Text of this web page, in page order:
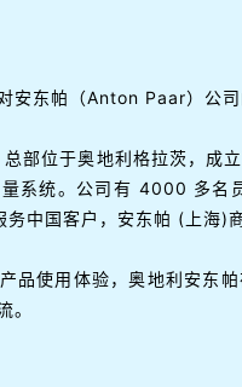
安东帕（Anton Paar）公司
部位于奥地利格拉茨，成
系统。公司有 4000 多名
中国客户，安东帕 (上海)
品使用体验，奥地利安东
。